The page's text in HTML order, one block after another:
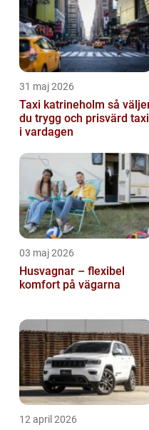
31 maj 2026
Taxi katrineholm så väljer
du trygg och prisvärd taxi
i vardagen
03 maj 2026
Husvagnar – flexibel
komfort på vägarna
12 april 2026